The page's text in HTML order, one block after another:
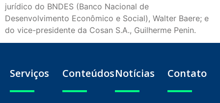
jurídico do BNDES (Banco Nacional de
Desenvolvimento Econômico e Social), Walter Baere; e
do vice-presidente da Cosan S.A., Guilherme Penin.
Serviços ConteúdosNotícias Contato